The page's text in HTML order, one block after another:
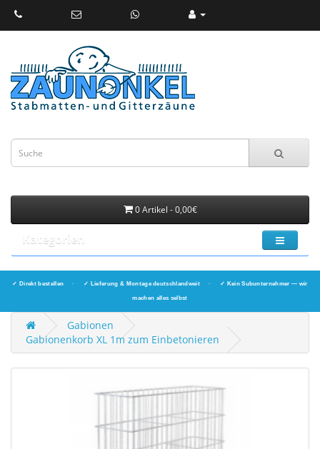
0 Artikel - 0,00€
Kategorien
✓ Direkt bestellen · ✓ Lieferung & Montage deutschlandweit · ✓ Kein Subunternehmer — wir
machen alles selbst
Gabionen
Gabionenkorb XL 1m zum Einbetonieren